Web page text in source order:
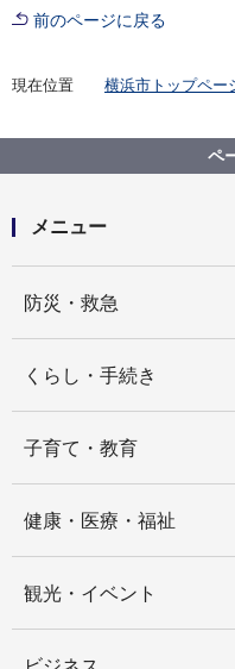
前のページに戻る
現在位置 横浜市トップペー
政策経営・国際戦
【契約結果公表
に優しい施策の検
ペ
メニュー
防災・救急
くらし・手続き
子育て・教育
健康・医療・福祉
観光・イベント